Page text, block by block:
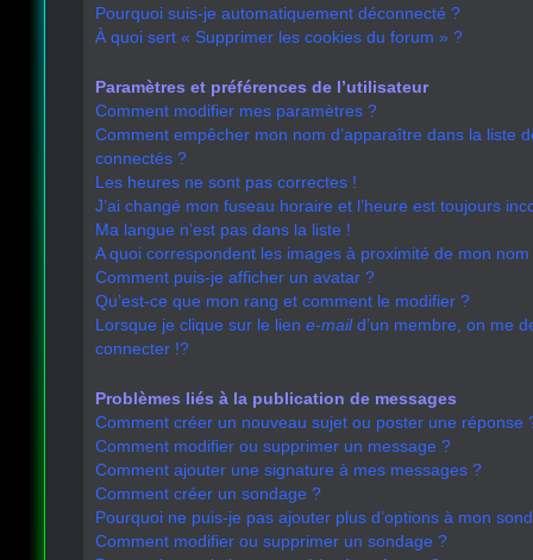
Pourquoi suis-je automatiquement déconnecté ?
À quoi sert « Supprimer les cookies du forum » ?
Paramètres et préférences de l’utilisateur
Comment modifier mes paramètres ?
Comment empêcher mon nom d’apparaître dans la liste
connectés ?
Les heures ne sont pas correctes !
J’ai changé mon fuseau horaire et l’heure est toujours
Ma langue n’est pas dans la liste !
A quoi correspondent les images à proximité de mon nom
Comment puis-je afficher un avatar ?
Qu’est-ce que mon rang et comment le modifier ?
Lorsque je clique sur le lien e-maild’un membre, on me
connecter !?
Problèmes liés à la publication de messages
Comment créer un nouveau sujet ou poster une réponse
Comment modifier ou supprimer un message ?
Comment ajouter une signature à mes messages ?
Comment créer un sondage ?
Pourquoi ne puis-je pas ajouter plus d’options à mon
Comment modifier ou supprimer un sondage ?